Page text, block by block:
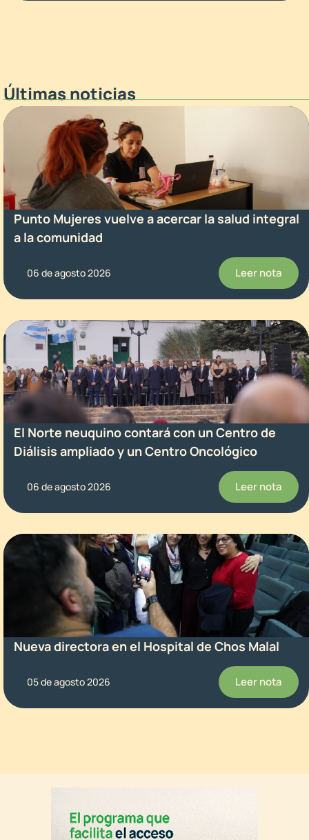
Últimas noticias
Punto Mujeres vuelve a acercar la salud integral
a la comunidad
06 de agosto 2026 Leer nota
El Norte neuquino contará con un Centro de
Diálisis ampliado y un Centro Oncológico
06 de agosto 2026 Leer nota
Nueva directora en el Hospital de Chos Malal
05 de agosto 2026 Leer nota